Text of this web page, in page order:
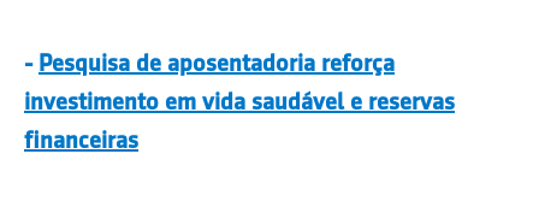
- Pesquisa de aposentadoria reforça
investimento em vida saudável e reservas
financeiras